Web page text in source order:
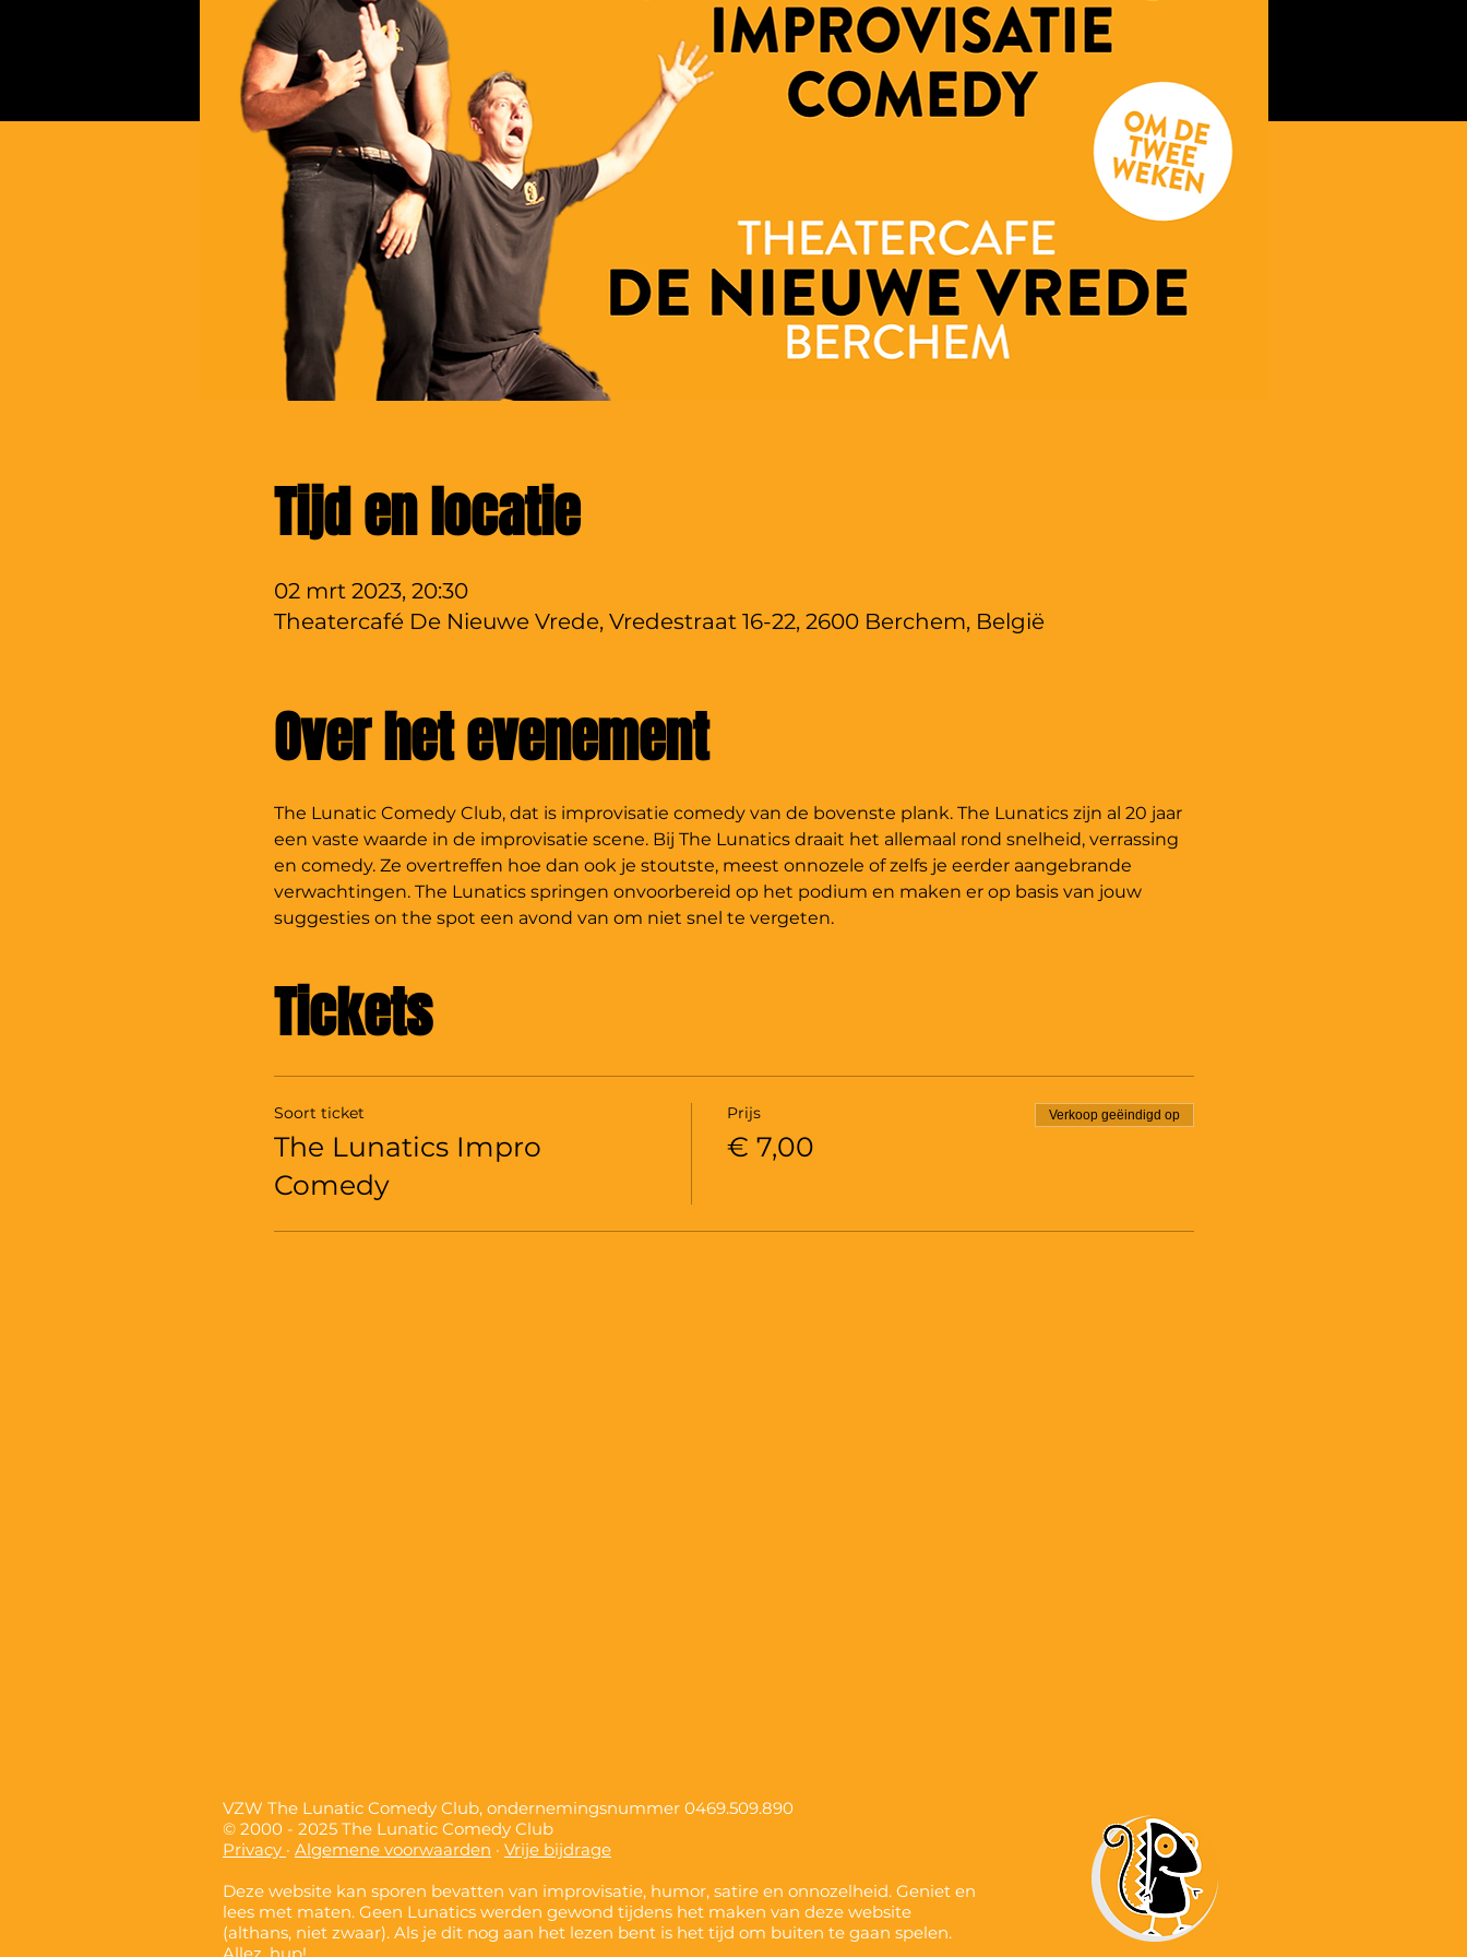
Tijd en locatie
02 mrt 2023, 20:30
Theatercafé De Nieuwe Vrede, Vredestraat 16-22, 2600 Berchem, België
Over het evenement
The Lunatic Comedy Club, dat is improvisatie comedy van de bovenste plank. The Lunatics zijn al 20 jaar
een vaste waarde in de improvisatie scene. Bij The Lunatics draait het allemaal rond snelheid, verrassing
en comedy. Ze overtreffen hoe dan ook je stoutste, meest onnozele of zelfs je eerder aangebrande
verwachtingen. The Lunatics springen onvoorbereid op het podium en maken er op basis van jouw
suggesties on the spot een avond van om niet snel te vergeten.
Tickets
Soort ticket
The Lunatics Impro
Comedy
Prijs
€ 7,00
Verkoop geëindigd op
VZW The Lunatic Comedy Club, ondernemingsnummer 0469.509.890
© 2000 - 2025 The Lunatic Comedy Club
Privacy · Algemene voorwaarden · Vrije bijdrage
Deze website kan sporen bevatten van improvisatie, humor, satire en onnozelheid. Geniet en
lees met maten. Geen Lunatics werden gewond tijdens het maken van deze website
(althans, niet zwaar). Als je dit nog aan het lezen bent is het tijd om buiten te gaan spelen.